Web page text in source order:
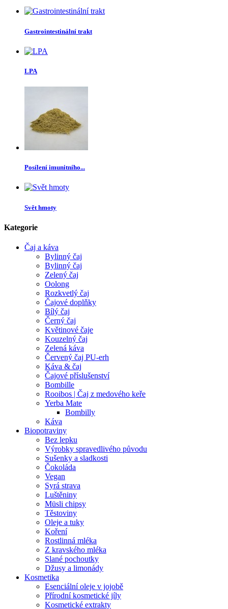
Gastrointestinální trakt
LPA
Posílení imunitního...
Svět hmoty
Kategorie
Čaj a káva
Bylinný čaj
Bylinný čaj
Zelený čaj
Oolong
Rozkvetlý čaj
Čajové doplňky
Bílý čaj
Černý čaj
Květinové čaje
Kouzelný čaj
Zelená káva
Červený čaj PU-erh
Káva & čaj
Čajové příslušenství
Bombille
Rooibos | Čaj z medového keře
Yerba Mate
Bombilly
Káva
Biopotraviny
Bez lepku
Výrobky spravedlivého původu
Sušenky a sladkosti
Čokoláda
Vegan
Syrá strava
Luštěniny
Müsli chipsy
Těstoviny
Oleje a tuky
Koření
Rostlinná mléka
Z kravského mléka
Slané pochoutky
Džusy a limonády
Kosmetika
Esenciální oleje v jojobě
Přírodní kosmetické jíly
Kosmetické extrakty